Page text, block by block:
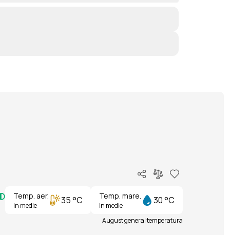
Temp. aer.
In medie 35 °C Temp. mare.
In medie 30 °C
August general temperatura